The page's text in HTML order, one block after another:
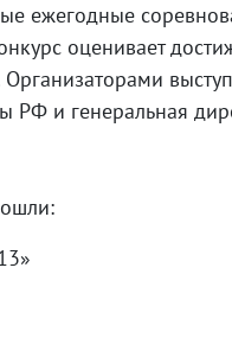
ежегодные
оценивает
РФ и генеральная